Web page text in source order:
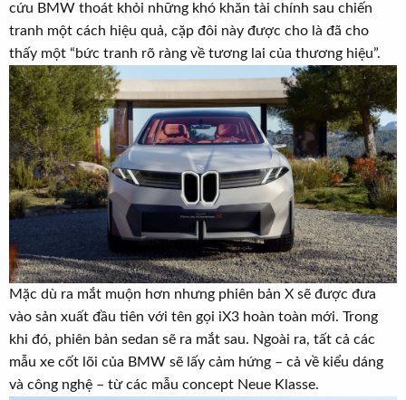
cứu BMW thoát khỏi những khó khăn tài chính sau chiến
tranh một cách hiệu quả, cặp đôi này được cho là đã cho
thấy một “bức tranh rõ ràng về tương lai của thương hiệu”.
Mặc dù ra mắt muộn hơn nhưng phiên bản X sẽ được đưa
vào sản xuất đầu tiên với tên gọi iX3 hoàn toàn mới. Trong
khi đó, phiên bản sedan sẽ ra mắt sau. Ngoài ra, tất cả các
mẫu xe cốt lõi của BMW sẽ lấy cảm hứng – cả về kiểu dáng
và công nghệ – từ các mẫu concept Neue Klasse.